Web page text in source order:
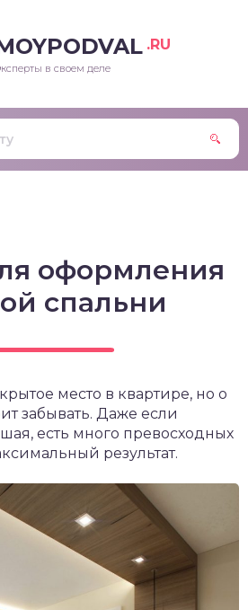
.RU
в своем деле
оформления
спальни
место в квартире, но о
забывать. Даже если
есть много превосходных
результат.